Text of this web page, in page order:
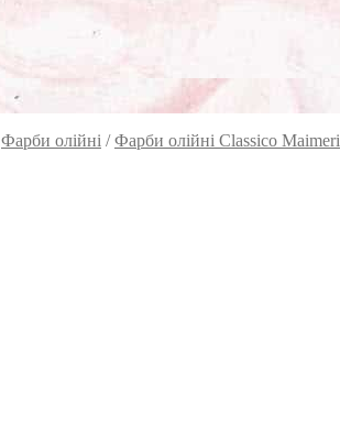
Фарби олійні /Фарби олійні Classico Maimeri